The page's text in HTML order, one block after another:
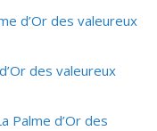
d’Or des valeureux
des valeureux
Palme d’Or des